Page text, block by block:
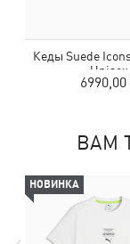
Кеды Suede
Unisex
6990,00
ВАМ
НОВИНКА